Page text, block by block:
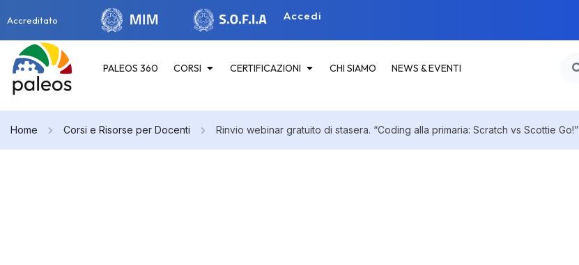
Accreditato Accedi
PALEOS 360 CORSI CERTIFICAZIONI CHI SIAMO NEWS & EVENTI
Home Corsi e Risorse per Docenti Rinvio webinar gratuito di stasera. “Coding alla primaria: Scratch vs Scottie Go!”